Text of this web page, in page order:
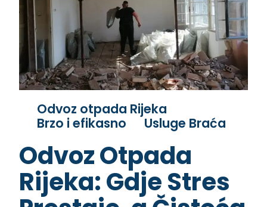
Odvoz otpada Rijeka
Brzo i efikasno
Usluge Braća
Odvoz Otpada
Rijeka: Gdje Stres